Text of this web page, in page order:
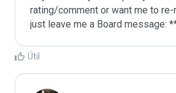
rating/comment or want me to
just leave me a Board message:
Útil